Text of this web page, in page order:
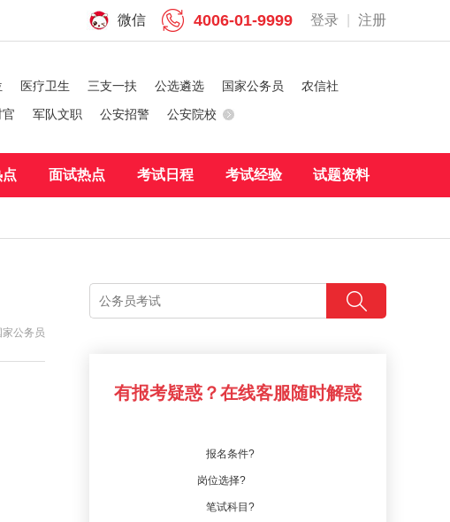
登录 注册
4006-01-9999
微信
医疗卫生 三支一扶 公选遴选 国家公务员
农信社
军队文职 公安招警 公安院校
面试热点 考试日程 考试经验 试题资料
公务员
有报考疑惑？在线客服随时解惑
报名条件?
岗位选择?
笔试科目?